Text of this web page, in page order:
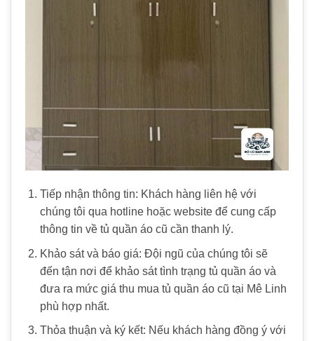
Tiếp nhận thông tin: Khách hàng liên hệ với
chúng tôi qua hotline hoặc website để cung cấp
thông tin về tủ quần áo cũ cần thanh lý.
Khảo sát và báo giá: Đội ngũ của chúng tôi sẽ
đến tận nơi để khảo sát tình trạng tủ quần áo và
đưa ra mức giá thu mua tủ quần áo cũ tại Mê Linh
phù hợp nhất.
Thỏa thuận và ký kết: Nếu khách hàng đồng ý với